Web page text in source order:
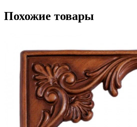
Похожие товары